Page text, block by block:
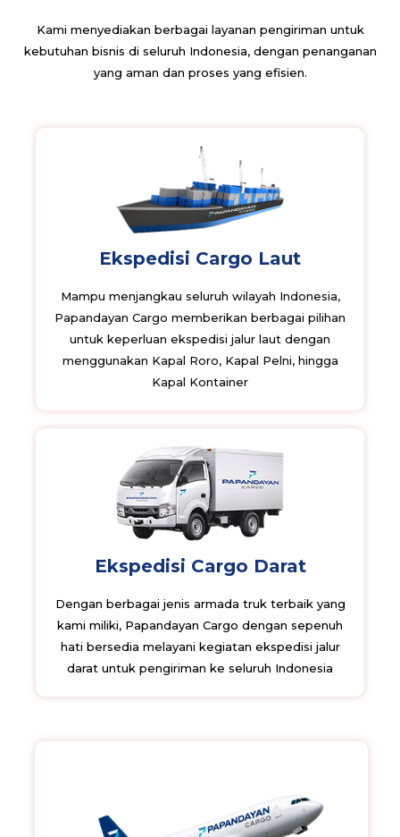
Kami menyediakan berbagai layanan pengiriman untuk
kebutuhan bisnis di seluruh Indonesia, dengan penanganan
yang aman dan proses yang efisien.
Ekspedisi Cargo Laut
Mampu menjangkau seluruh wilayah Indonesia,
Papandayan Cargo memberikan berbagai pilihan
untuk keperluan ekspedisi jalur laut dengan
menggunakan Kapal Roro, Kapal Pelni, hingga
Kapal Kontainer
Ekspedisi Cargo Darat
Dengan berbagai jenis armada truk terbaik yang
kami miliki, Papandayan Cargo dengan sepenuh
hati bersedia melayani kegiatan ekspedisi jalur
darat untuk pengiriman ke seluruh Indonesia